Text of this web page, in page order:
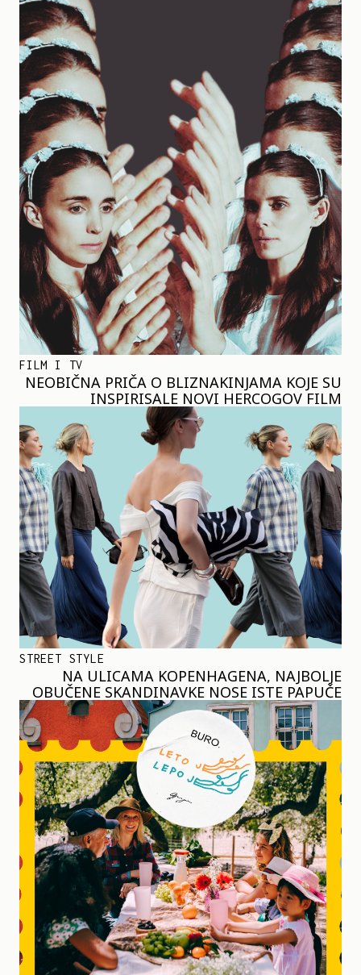
FILM I TV
NEOBIČNA PRIČA O BLIZNAKINJAMA KOJE SU
INSPIRISALE NOVI HERCOGOV FILM
STREET STYLE
NA ULICAMA KOPENHAGENA, NAJBOLJE
OBUČENE SKANDINAVKE NOSE ISTE PAPUČE